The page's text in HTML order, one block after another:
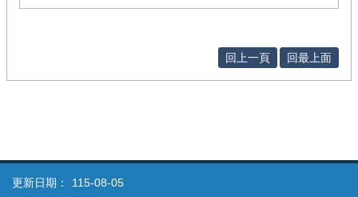
回上一頁 回最上面
更新日期：
115-08-05